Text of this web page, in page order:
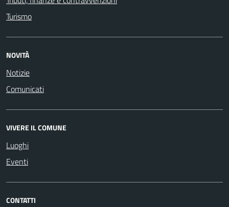
Turismo
NOVITÀ
Notizie
Comunicati
VIVERE IL COMUNE
Luoghi
Eventi
CONTATTI